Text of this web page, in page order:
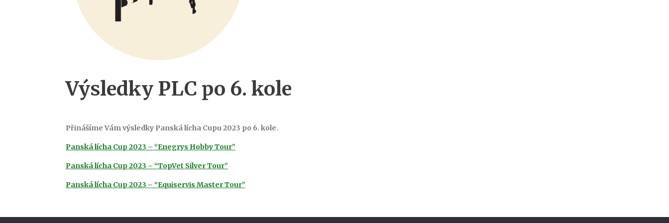
Výsledky PLC po 6. kole
Přinášíme Vám výsledky Panská lícha Cupu 2023 po 6. kole.
Panská lícha Cup 2023 – “Enegrys Hobby Tour”
Panská lícha Cup 2023 – “TopVet Silver Tour”
Panská lícha Cup 2023 – “Equiservis Master Tour”